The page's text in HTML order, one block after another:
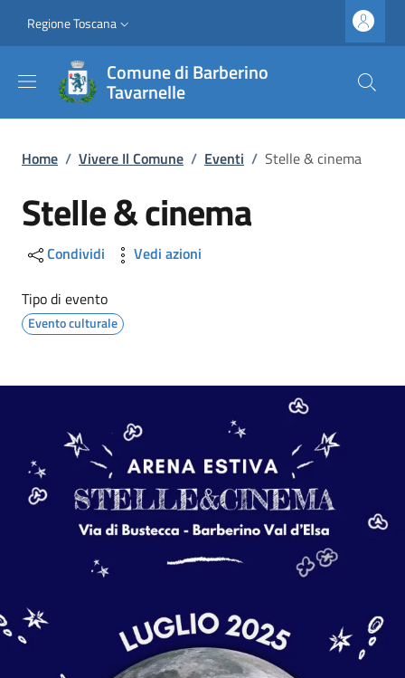
Slim top
Regione Toscana
Comune di Barberino
Tavarnelle
Briciole di pane
Home / Vivere Il Comune / Eventi / Stelle & cinema
Stelle & cinema
Condividi Vedi azioni
Tipo di evento
Evento culturale